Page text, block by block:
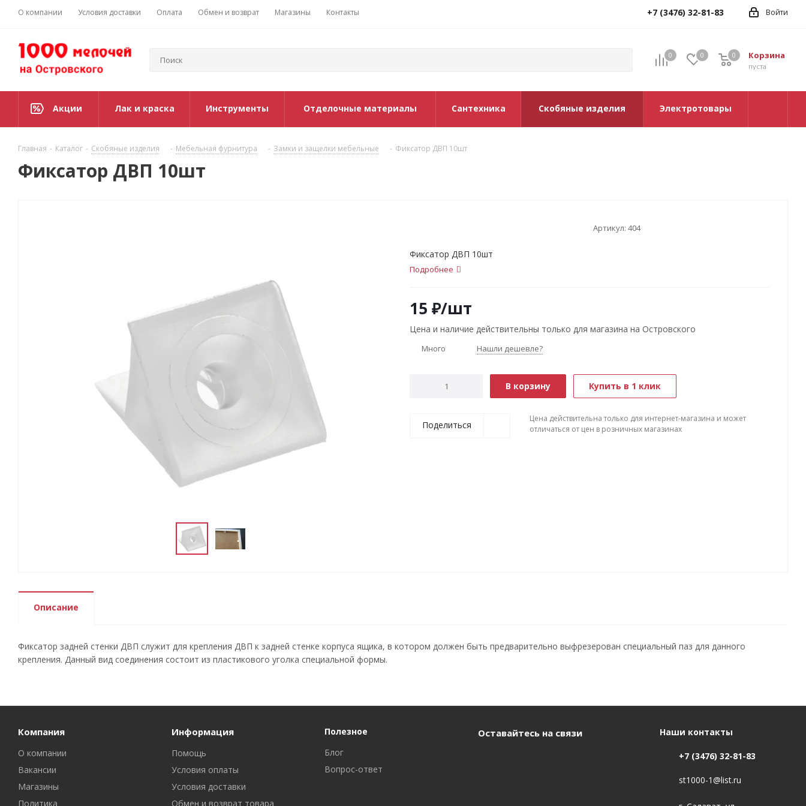
О компании Условия доставки Оплата Обмен и возврат Магазины Контакты Войти
+7 (3476) 32-81-83
0 0 Корзина
0
пуста
0
Акции Лак и краска Инструменты Отделочные материалы Сантехника Скобяные изделия Электротовары
Главная - Каталог - Скобяные изделия - Мебельная фурнитура - Замки и защелки мебельные - Фиксатор ДВП 10шт
Фиксатор ДВП 10шт
Артикул: 404
Фиксатор ДВП 10шт
Подробнее
15 ₽/шт
Цена и наличие действительны только для магазина на Островского
Много Нашли дешевле?
В корзину Купить в 1 клик
Поделиться
Цена действительна только для интернет-магазина и может
отличаться от цен в розничных магазинах
Описание
Фиксатор задней стенки ДВП служит для крепления ДВП к задней стенке корпуса ящика, в котором должен быть предварительно выфрезерован специальный паз для данного
крепления. Данный вид соединения состоит из пластикового уголка специальной формы.
Компания
О компании
Вакансии
Магазины
Политика
Информация
Помощь
Условия оплаты
Условия доставки
Обмен и возврат товара
Полезное
Блог
Вопрос-ответ
Оставайтесь на связи Наши контакты
+7 (3476) 32-81-83
st1000-1@list.ru